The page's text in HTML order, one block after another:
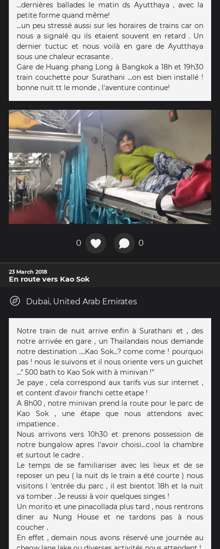
...dernières ballades le matin ds Ayutthaya , avec la
petite forme quand même!
...un peu stressé aussi sur les horaires de trains car on
nous a signalé qu ils etaient souvent en retard . Un
dernier tuctuc et nous voilà en gare de Ayutthaya
sous une chaleur ecrasante .
Gare de Huang phang Long à Bangkok a 18h et 19h30
train couchette pour Surathani ...on est bien installé !
bonne nuit tt le monde , l'aventure continue!
0 0
23 March 2018
En route vers Kao Sok
Dubai, United Arab Emirates
Notre train de nuit arrive enfin à Surathani et , des
notre arrivée en gare , un Thailandais nous demande
notre destination ....Kao Sok...? come come ! pourquoi
pas ! nous le suivons et il nous oriente vers un guichet
..." 500 bath to Kao Sok with à minivan !"
Je paye , cela correspond aux tarifs vus sur internet ,
et content d'avoir franchi cette etape !
A 8h00 , notre minivan prend la route pour le parc de
Kao Sok , une étape que nous attendons avec
impatience .
Nous arrivons vers 10h30 et prenons possession de
notre bungalow apres l'avoir choisi...cool la chambre
et surtout le cadre .
Le temps de se familiariser avec les lieux et de se
reposer un peu ( la nuit ds le train a été courte ) nous
visitons l 'entrée du parc , il est bientot 18h et la nuit
va tomber . Je reussi à voir quelques singes !
Un morito et une pinacollada plus tard , nous rentrons
diner au Nung House et ne tardons pas à nous
coucher .
En effet , demain nous avons réservé une journée au